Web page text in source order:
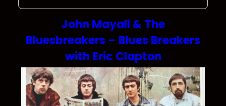
John Mayall & The
Bluesbreakers – Blues Breakers
with Eric Clapton